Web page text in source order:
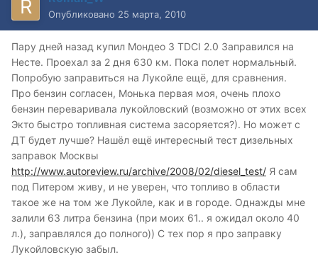
Опубликовано 25 марта, 2010
Пару дней назад купил Мондео 3 TDCI 2.0 Заправился на
Несте. Проехал за 2 дня 630 км. Пока полет нормальный.
Попробую заправиться на Лукойле ещё, для сравнения.
Про бензин согласен, Монька первая моя, очень плохо
бензин переваривала лукойловский (возможно от этих всех
Экто быстро топливная система засоряется?). Но может с
ДТ будет лучше? Нашёл ещё интересный тест дизельных
заправок Москвы
http://www.autoreview.ru/archive/2008/02/diesel_test/ Я сам
под Питером живу, и не уверен, что топливо в области
такое же на том же Лукойле, как и в городе. Однажды мне
залили 63 литра бензина (при моих 61.. я ожидал около 40
л.), заправлялся до полного)) С тех пор я про заправку
Лукойловскую забыл.